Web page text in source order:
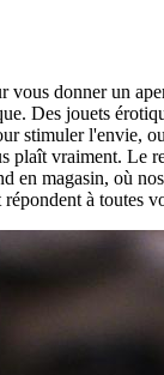
vous donner un
Des jouets
stimuler l'envie,
plaît vraiment. Le
en magasin, où
à toutes